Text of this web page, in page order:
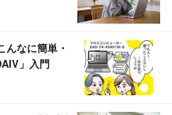
んなに簡単・
」入門